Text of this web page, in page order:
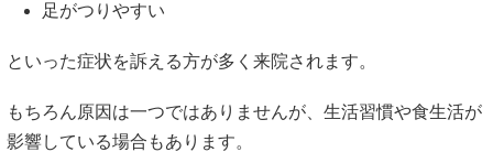
足がつりやすい
といった症状を訴える方が多く来院されます。
もちろん原因は一つではありませんが、生活習慣や食生活が
影響している場合もあります。